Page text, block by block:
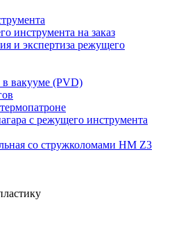
инструмента на заказ
и экспертиза режущего
вакууме (PVD)
с режущего инструмента
со стружколомами HM Z3